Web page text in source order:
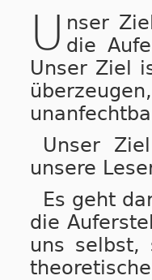
U nser
die
Unser Ziel
Unser
unsere
Es geht
die
uns selbst,